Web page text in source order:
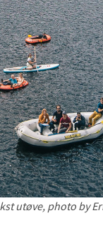
utøve, photo by